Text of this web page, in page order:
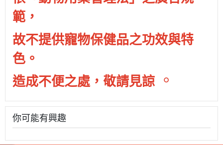
範，
故不提供寵物保健品之功效與特
色。
造成不便之處，敬請見諒
。
你可能有興趣